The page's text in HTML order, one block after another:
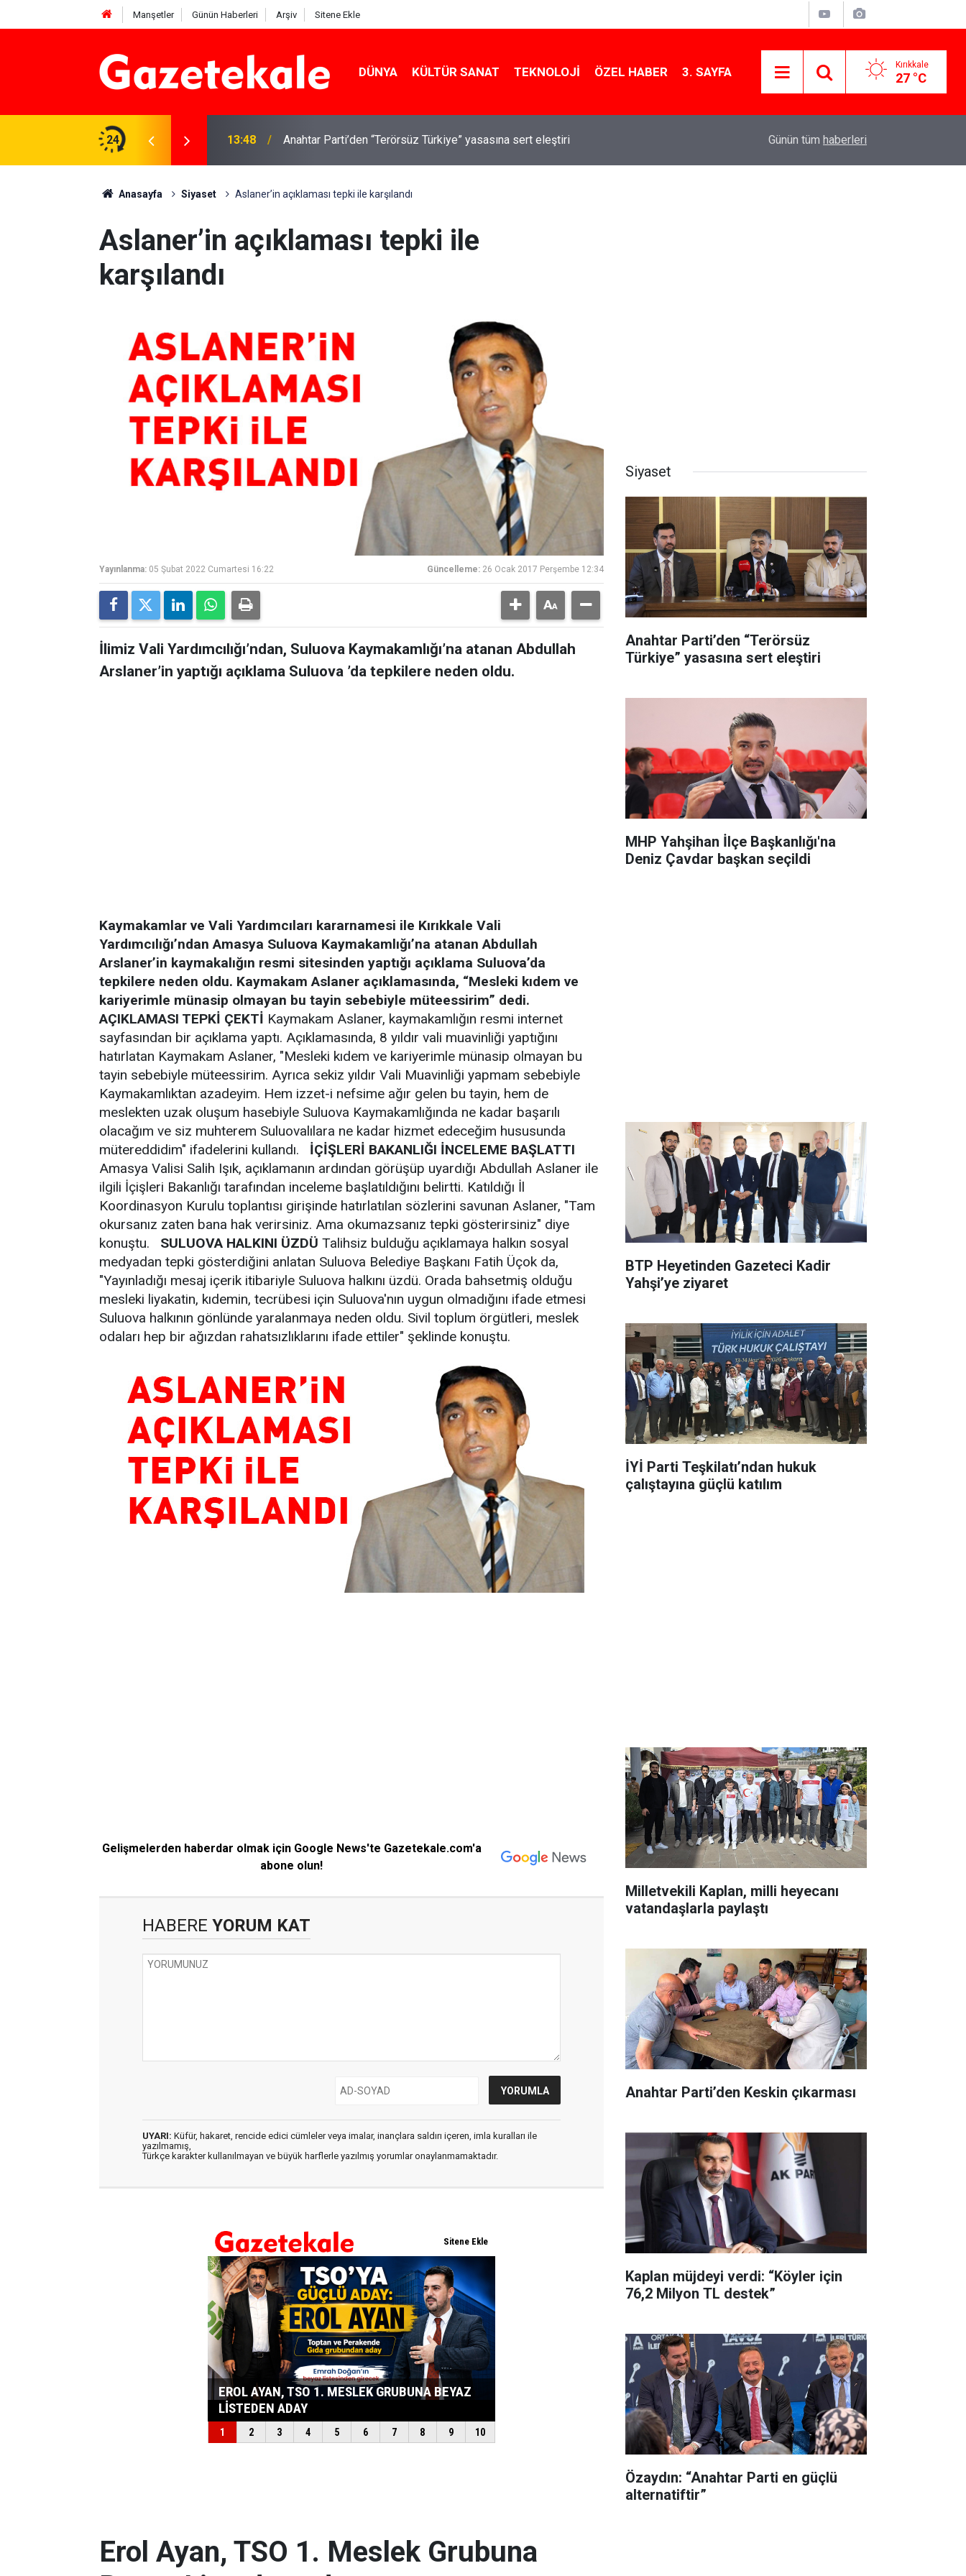
Manşetler Günün Haberleri Arşiv Sitene Ekle
DÜNYA KÜLTÜR SANAT TEKNOLOJI ÖZEL HABER 3. SAYFA Kırıkkale
27 °C
24
Beyaz Listeden aday 13:48 Anahtar Parti’den “Terörsüz Türkiye” yasasına sert eleştiri Kırıkkale’de hayvan hastalıklarına karşı
Günün tüm haberleri
Anasayfa Siyaset Aslaner’in açıklaması tepki ile karşılandı
Aslaner’in açıklaması tepki ile
karşılandı
Yayınlanma: 05 Şubat 2022 Cumartesi 16:22 Güncelleme: 26 Ocak 2017 Perşembe 12:34
İlimiz Vali Yardımcılığı’ndan, Suluova Kaymakamlığı’na atanan Abdullah
Arslaner’in yaptığı açıklama Suluova ’da tepkilere neden oldu.
Kaymakamlar ve Vali Yardımcıları kararnamesi ile Kırıkkale Vali
Yardımcılığı’ndan Amasya Suluova Kaymakamlığı’na atanan Abdullah
Arslaner’in kaymakalığın resmi sitesinden yaptığı açıklama Suluova’da
tepkilere neden oldu. Kaymakam Aslaner açıklamasında, “Mesleki kıdem ve
kariyerimle münasip olmayan bu tayin sebebiyle müteessirim” dedi.
AÇIKLAMASI TEPKİ ÇEKTİ Kaymakam Aslaner, kaymakamlığın resmi internet
sayfasından bir açıklama yaptı. Açıklamasında, 8 yıldır vali muavinliği yaptığını
hatırlatan Kaymakam Aslaner, "Mesleki kıdem ve kariyerimle münasip olmayan bu
tayin sebebiyle müteessirim. Ayrıca sekiz yıldır Vali Muavinliği yapmam sebebiyle
Kaymakamlıktan azadeyim. Hem izzet-i nefsime ağır gelen bu tayin, hem de
meslekten uzak oluşum hasebiyle Suluova Kaymakamlığında ne kadar başarılı
olacağım ve siz muhterem Suluovalılara ne kadar hizmet edeceğim hususunda
mütereddidim" ifadelerini kullandı. İÇİŞLERİ BAKANLIĞI İNCELEME BAŞLATTI
Amasya Valisi Salih Işık, açıklamanın ardından görüşüp uyardığı Abdullah Aslaner ile
ilgili İçişleri Bakanlığı tarafından inceleme başlatıldığını belirtti. Katıldığı İl
Koordinasyon Kurulu toplantısı girişinde hatırlatılan sözlerini savunan Aslaner, "Tam
okursanız zaten bana hak verirsiniz. Ama okumazsanız tepki gösterirsiniz" diye
konuştu. SULUOVA HALKINI ÜZDÜ Talihsiz bulduğu açıklamaya halkın sosyal
medyadan tepki gösterdiğini anlatan Suluova Belediye Başkanı Fatih Üçok da,
"Yayınladığı mesaj içerik itibariyle Suluova halkını üzdü. Orada bahsetmiş olduğu
mesleki liyakatin, kıdemin, tecrübesi için Suluova'nın uygun olmadığını ifade etmesi
Suluova halkının gönlünde yaralanmaya neden oldu. Sivil toplum örgütleri, meslek
odaları hep bir ağızdan rahatsızlıklarını ifade ettiler" şeklinde konuştu.
Gelişmelerden haberdar olmak için Google News'te Gazetekale.com'a
abone olun!
HABERE YORUM KAT
UYARI: Küfür, hakaret, rencide edici cümleler veya imalar, inançlara saldırı içeren, imla kuralları ile
yazılmamış,
Türkçe karakter kullanılmayan ve büyük harflerle yazılmış yorumlar onaylanmamaktadır.
Siyaset
Anahtar Parti’den “Terörsüz
Türkiye” yasasına sert eleştiri
MHP Yahşihan İlçe Başkanlığı'na
Deniz Çavdar başkan seçildi
BTP Heyetinden Gazeteci Kadir
Yahşi’ye ziyaret
İYİ Parti Teşkilatı’ndan hukuk
çalıştayına güçlü katılım
Milletvekili Kaplan, milli heyecanı
vatandaşlarla paylaştı
Anahtar Parti’den Keskin çıkarması
Kaplan müjdeyi verdi: “Köyler için
76,2 Milyon TL destek”
Özaydın: “Anahtar Parti en güçlü
alternatiftir”
Erol Ayan, TSO 1. Meslek Grubuna